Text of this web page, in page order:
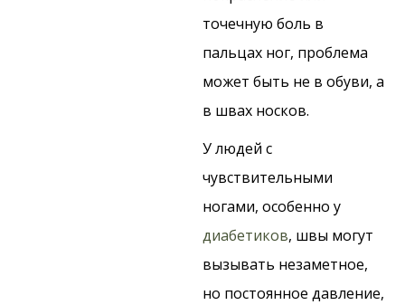
точечную боль в
пальцах ног, проблема
может быть не в обуви, а
в швах носков.
У людей с
чувствительными
ногами, особенно у
диабетиков, швы могут
вызывать незаметное,
но постоянное давление,